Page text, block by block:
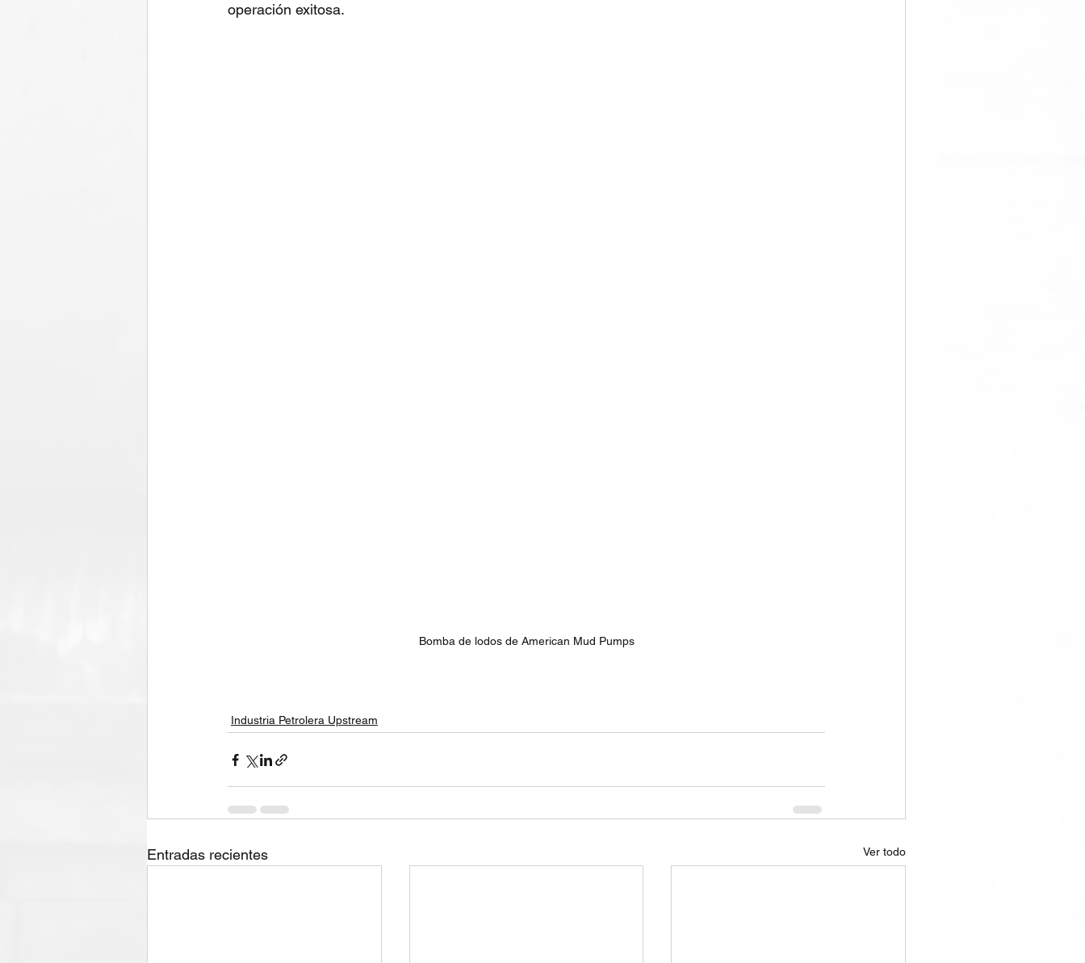
operación exitosa.
Bomba de lodos de American Mud Pumps
Industria Petrolera Upstream
Entradas recientes Ver todo